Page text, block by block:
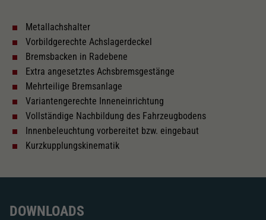
Innenbeleuchtung
Lötpunkte
Wechselstrom
250,7 Länger über Puffer in mm
Metallachshalter
Vorbildgerechte Achslagerdeckel
Bremsbacken in Radebene
Extra angesetztes Achsbremsgestänge
Mehrteilige Bremsanlage
Variantengerechte Inneneinrichtung
Vollständige Nachbildung des Fahrzeugbodens
Innenbeleuchtung vorbereitet bzw. eingebaut
Kurzkupplungskinematik
DOWNLOADS